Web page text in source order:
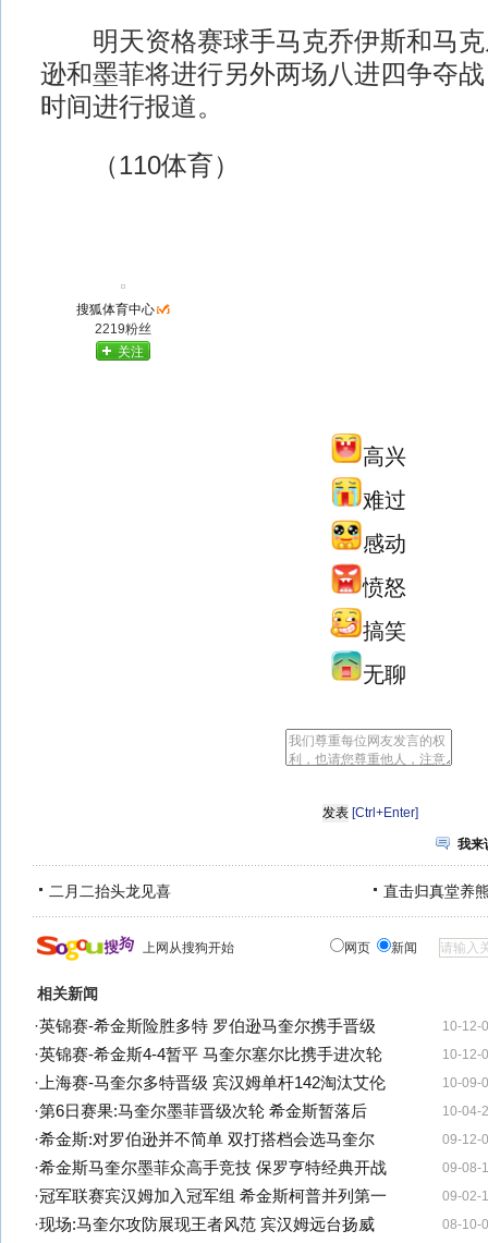
明天资格赛球手马克乔伊斯和马克
逊和墨菲将进行另外两场八进四争夺
时间进行报道。
（110体育）
搜狐体育中心
2219粉丝
关注
高兴
难过
感动
愤怒
搞笑
无聊
[Ctrl+Enter]
我来
二月二抬头龙见喜 直击归真堂养
上网从搜狗开始 网页 新闻
相关新闻
10-12-
·英锦赛-希金斯险胜多特 罗伯逊马奎尔携手晋级
10-12-
·英锦赛-希金斯4-4暂平 马奎尔塞尔比携手进次轮
10-09-
· 上海赛-马奎尔多特晋级 宾汉姆单杆142淘汰艾伦
10-04-
·第6日赛果:马奎尔墨菲晋级次轮 希金斯暂落后
09-12-
·希金斯:对罗伯逊并不简单 双打搭档会选马奎尔
09-08-
·希金斯马奎尔墨菲众高手竞技 保罗亨特经典开战
09-02-
·冠军联赛宾汉姆加入冠军组 希金斯柯普并列第一
08-10-
·现场:马奎尔攻防展现王者风范 宾汉姆远台扬威